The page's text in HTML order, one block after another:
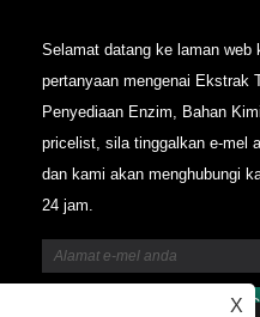
X
Selamat datang ke laman web
pertanyaan mengenai Ekstrak
Penyediaan Enzim, Bahan
pricelist, sila tinggalkan e-mel
dan kami akan menghubungi
24 jam.